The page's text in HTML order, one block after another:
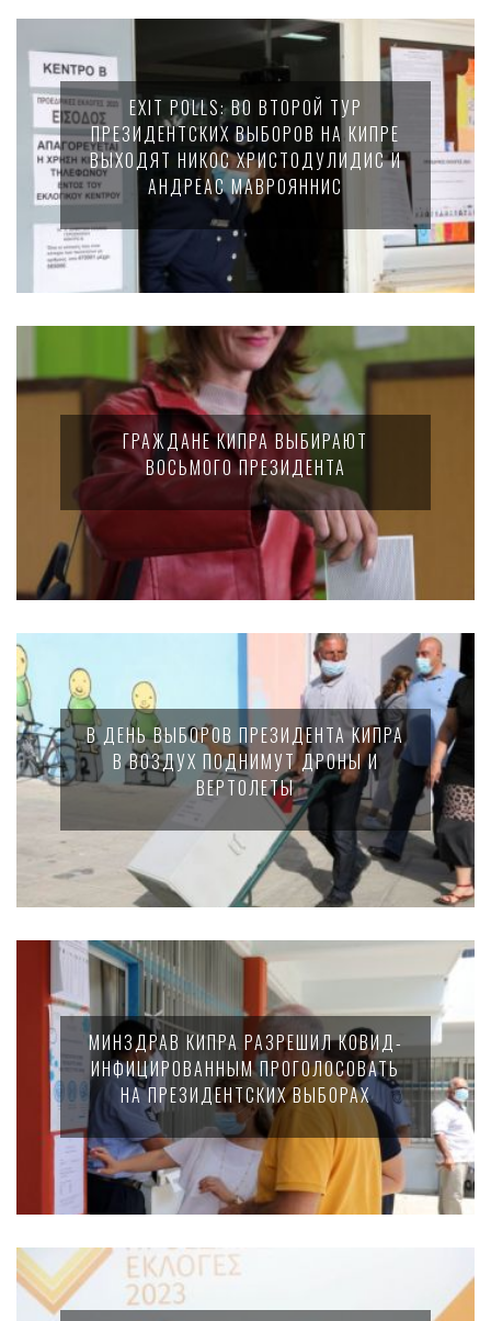
EXIT POLLS: ВО ВТОРОЙ ТУР
ПРЕЗИДЕНТСКИХ ВЫБОРОВ НА КИПРЕ
ВЫХОДЯТ НИКОС ХРИСТОДУЛИДИС И
АНДРЕАС МАВРОЯННИС
ГРАЖДАНЕ КИПРА ВЫБИРАЮТ
ВОСЬМОГО ПРЕЗИДЕНТА
В ДЕНЬ ВЫБОРОВ ПРЕЗИДЕНТА КИПРА
В ВОЗДУХ ПОДНИМУТ ДРОНЫ И
ВЕРТОЛЕТЫ
МИНЗДРАВ КИПРА РАЗРЕШИЛ КОВИД-
ИНФИЦИРОВАННЫМ ПРОГОЛОСОВАТЬ
НА ПРЕЗИДЕНТСКИХ ВЫБОРАХ